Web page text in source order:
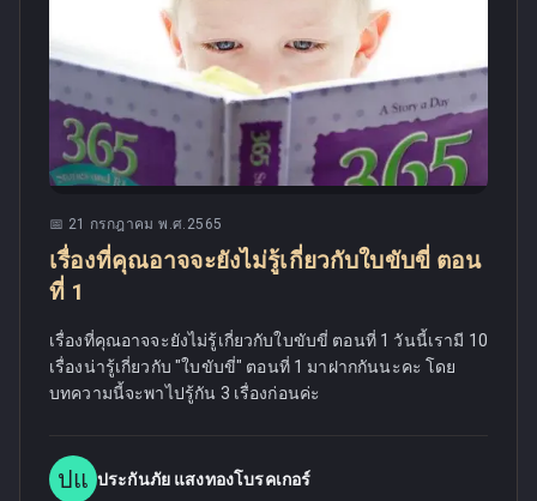
📅 21 กรกฎาคม พ.ศ.2565
เรื่องที่คุณอาจจะยังไม่รู้เกี่ยวกับใบขับขี่ ตอน
ที่ 1
เรื่องที่คุณอาจจะยังไม่รู้เกี่ยวกับใบขับขี่ ตอนที่ 1 วันนี้เรามี 10
เรื่องน่ารู้เกี่ยวกับ "ใบขับขี่" ตอนที่ 1 มาฝากกันนะคะ โดย
บทความนี้จะพาไปรู้กัน 3 เรื่องก่อนค่ะ
ปแ ประกันภัย แสงทองโบรคเกอร์